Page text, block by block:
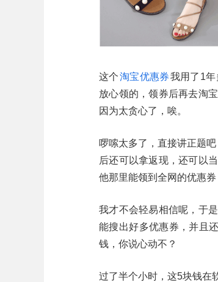
这个淘宝优惠券我用了1
放心领的，领券后再去淘
因为太贪心了，唉。
啰嗦太多了，直接讲正题
后还可以拿返现，还可以
他那里能领到全网的优惠
我才不会轻易相信呢，于
能搜出好多优惠券，并且
钱，你说心动不？
过了半个小时，这5块钱在